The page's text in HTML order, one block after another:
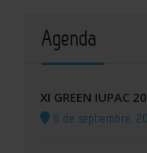
Agenda
XI GREEN IUPAC
8 de septiembre,